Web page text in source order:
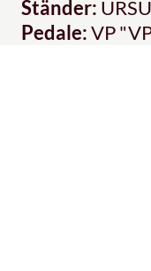
Ständer:
Pedale:VP